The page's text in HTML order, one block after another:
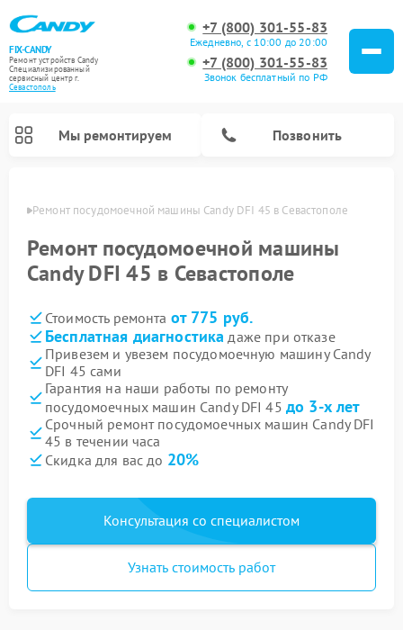
FIX-CANDY
Ремонт устройств Candy
Специализированный
cервисный центр г.
Севастополь
+7 (800) 301-55-83
Ежедневно, с 10:00 до 20:00
+7 (800) 301-55-83
Звонок бесплатный по РФ
Мы ремонтируем Позвонить
Ремонт посудомоечной машины Candy DFI 45 в Севастополе
Ремонт посудомоечной машины
Candy DFI 45 в Севастополе
Стоимость ремонта от 775 руб.
Бесплатная диагностика даже при отказе
Привезем и увезем посудомоечную машину Candy
DFI 45 сами
Гарантия на наши работы по ремонту
посудомоечных машин Candy DFI 45 до 3-х лет
Срочный ремонт посудомоечных машин Candy DFI
45 в течении часа
Скидка для вас до 20%
Консультация со специалистом
Узнать стоимость работ